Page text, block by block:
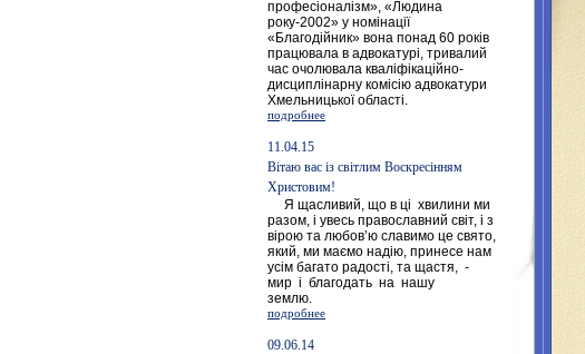
професіоналізм», «Людина
року-2002» у номінації
«Благодійник» вона понад 60 років
працювала в адвокатурі, тривалий
час очолювала кваліфікаційно-
дисциплінарну комісію адвокатури
Хмельницької області.
подробнее
11.04.15
Вітаю вас із світлим Воскресінням
Христовим!
Я щасливий, що в ці хвилини ми
разом, і увесь православний світ, і з
вірою та любов’ю славимо це свято,
який, ми маємо надію, принесе нам
усім багато радості, та щастя, -
мир і благодать на нашу
землю.
подробнее
09.06.14